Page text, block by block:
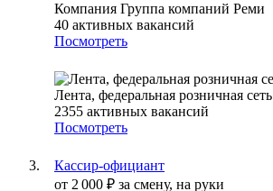
Компания Группа компаний Реми
40 активных вакансий
Посмотреть
Лента, федеральная розничная сеть
2355 активных вакансий
Посмотреть
Кассир-официант
от 2 000 ₽ за смену, на руки